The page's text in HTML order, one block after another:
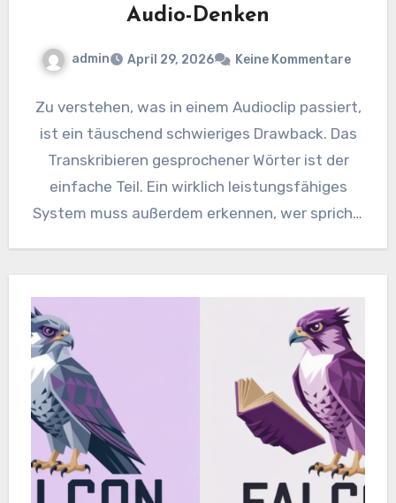
Audio-Denken
admin April 29, 2026 Keine Kommentare
Zu verstehen, was in einem Audioclip passiert,
ist ein täuschend schwieriges Drawback. Das
Transkribieren gesprochener Wörter ist der
einfache Teil. Ein wirklich leistungsfähiges
System muss außerdem erkennen, wer spricht,